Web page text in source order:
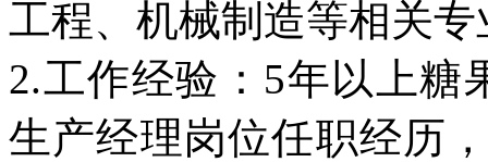
工程、机械制造等相关
2.工作经验：5年以上糖
生产经理岗位任职经历